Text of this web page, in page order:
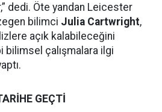
dedi. Öte yandan Leicester
bilimci Julia Cartwright,
açık kalabileceğini
bilimsel çalışmalara ilgi
GEÇTİ